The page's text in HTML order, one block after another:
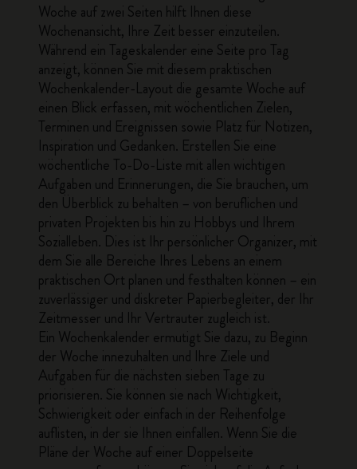
Woche auf zwei Seiten hilft Ihnen diese
Wochenansicht, Ihre Zeit besser einzuteilen.
Während ein Tageskalender eine Seite pro Tag
anzeigt, können Sie mit diesem praktischen
Wochenkalender-Layout die gesamte Woche auf
einen Blick erfassen, mit wöchentlichen Zielen,
Terminen und Ereignissen sowie Platz für Notizen,
Inspiration und Gedanken. Erstellen Sie eine
wöchentliche To-Do-Liste mit allen wichtigen
Aufgaben und Erinnerungen, die Sie brauchen, um
den Überblick zu behalten – von beruflichen und
privaten Projekten bis hin zu Hobbys und Ihrem
Sozialleben. Dies ist Ihr persönlicher Organizer, mit
dem Sie alle Bereiche Ihres Lebens an einem
praktischen Ort planen und festhalten können – ein
zuverlässiger und diskreter Papierbegleiter, der Ihr
Zeitmesser und Ihr Vertrauter zugleich ist.
Ein Wochenkalender ermutigt Sie dazu, zu Beginn
der Woche innezuhalten und Ihre Ziele und
Aufgaben für die nächsten sieben Tage zu
priorisieren. Sie können sie nach Wichtigkeit,
Schwierigkeit oder einfach in der Reihenfolge
auflisten, in der sie Ihnen einfallen. Wenn Sie die
Pläne der Woche auf einer Doppelseite